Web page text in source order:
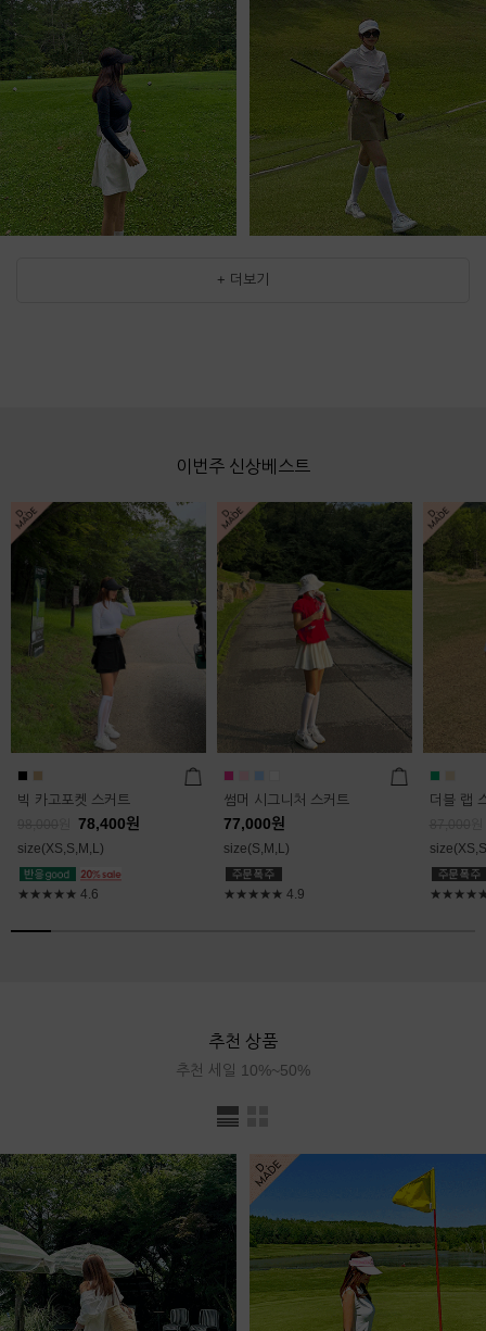
+ 더보기
이번주 신상베스트
빅 카고포켓 스커트
78,400원
size(XS,S,M,L)
★★★★★ 4.6
썸머 시그니처 스커트
77,000원
size(S,M,L)
★★★★★ 4.9
더블 랩
추천 상품
추천 세일 10%~50%